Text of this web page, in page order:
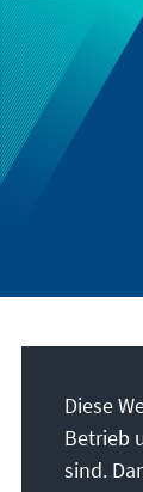
Diese
Betrieb
sind.